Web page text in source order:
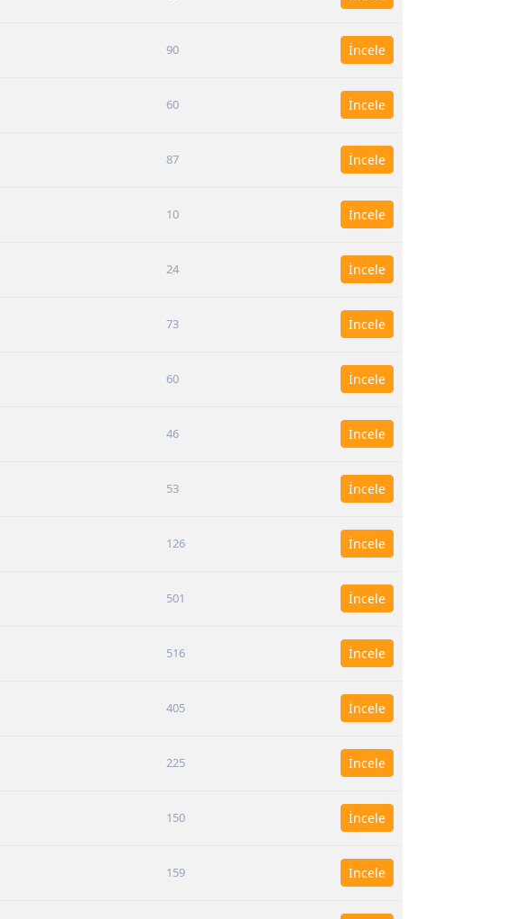
90 İncele
60 İncele
87 İncele
10 İncele
24 İncele
73 İncele
60 İncele
46 İncele
53 İncele
126 İncele
501 İncele
516 İncele
405 İncele
225 İncele
150 İncele
159 İncele